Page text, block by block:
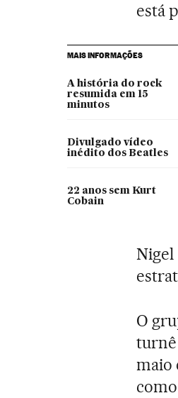
está
MAIS INFORMAÇÕES
A história do rock
resumida em 15
minutos
Divulgado vídeo
inédito dos Beatles
22 anos sem Kurt
Cobain
Nigel
O
maio
como